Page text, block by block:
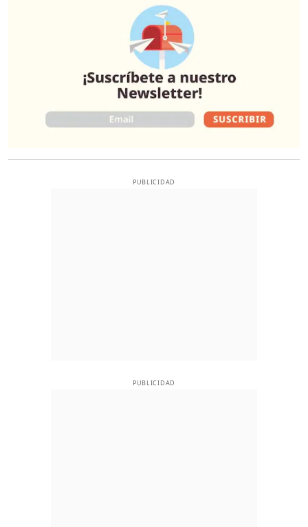
PUBLICIDAD
PUBLICIDAD